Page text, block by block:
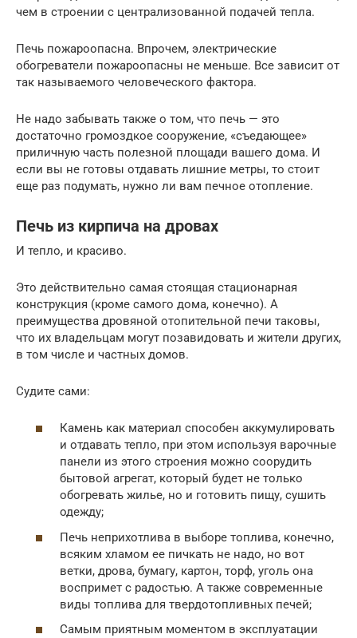
чем в строении с централизованной подачей тепла.
Печь пожароопасна. Впрочем, электрические
обогреватели пожароопасны не меньше. Все зависит от
так называемого человеческого фактора.
Не надо забывать также о том, что печь — это
достаточно громоздкое сооружение, «съедающее»
приличную часть полезной площади вашего дома. И
если вы не готовы отдавать лишние метры, то стоит
еще раз подумать, нужно ли вам печное отопление.
Печь из кирпича на дровах
И тепло, и красиво.
Это действительно самая стоящая стационарная
конструкция (кроме самого дома, конечно). А
преимущества дровяной отопительной печи таковы,
что их владельцам могут позавидовать и жители других,
в том числе и частных домов.
Судите сами:
Камень как материал способен аккумулировать
и отдавать тепло, при этом используя варочные
панели из этого строения можно соорудить
бытовой агрегат, который будет не только
обогревать жилье, но и готовить пищу, сушить
одежду;
Печь неприхотлива в выборе топлива, конечно,
всяким хламом ее пичкать не надо, но вот
ветки, дрова, бумагу, картон, торф, уголь она
воспримет с радостью. А также современные
виды топлива для твердотопливных печей;
Самым приятным моментом в эксплуатации